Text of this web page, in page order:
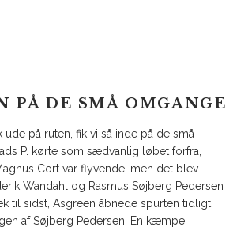
PÅ DE SMÅ OMGANGE
ude på ruten, fik vi så inde på de små
P. kørte som sædvanlig løbet forfra,
Cort var flyvende, men det blev
Wandahl og Rasmus Søjberg Pedersen
til sidst, Asgreen åbnede spurten tidligt,
af Søjberg Pedersen. En kæmpe